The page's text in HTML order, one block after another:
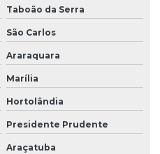
Taboão da Serra
São Carlos
Araraquara
Marília
Hortolândia
Presidente Prudente
Araçatuba